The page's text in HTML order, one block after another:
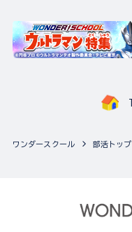
ワンダースクール 部活トップ